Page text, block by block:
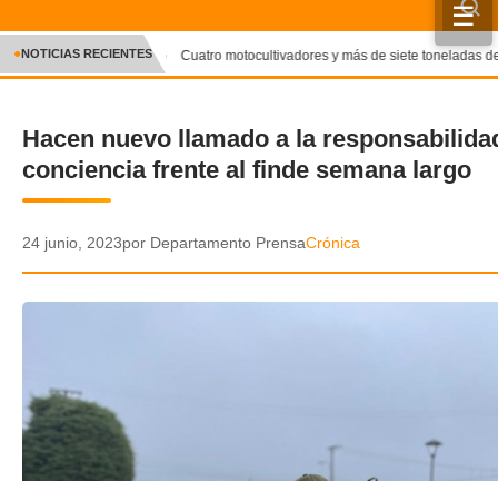
☰
INICIO
CRÓNICA
DEPORTES
POLICIAL
GALERIA DE FOTOS
✕
●NOTICIAS RECIENTES Cuatro motocultivadores y más de siete toneladas
Hacen nuevo llamado a la
conciencia frente al finde semana largo
24 junio, 2023por Departamento PrensaCrónica